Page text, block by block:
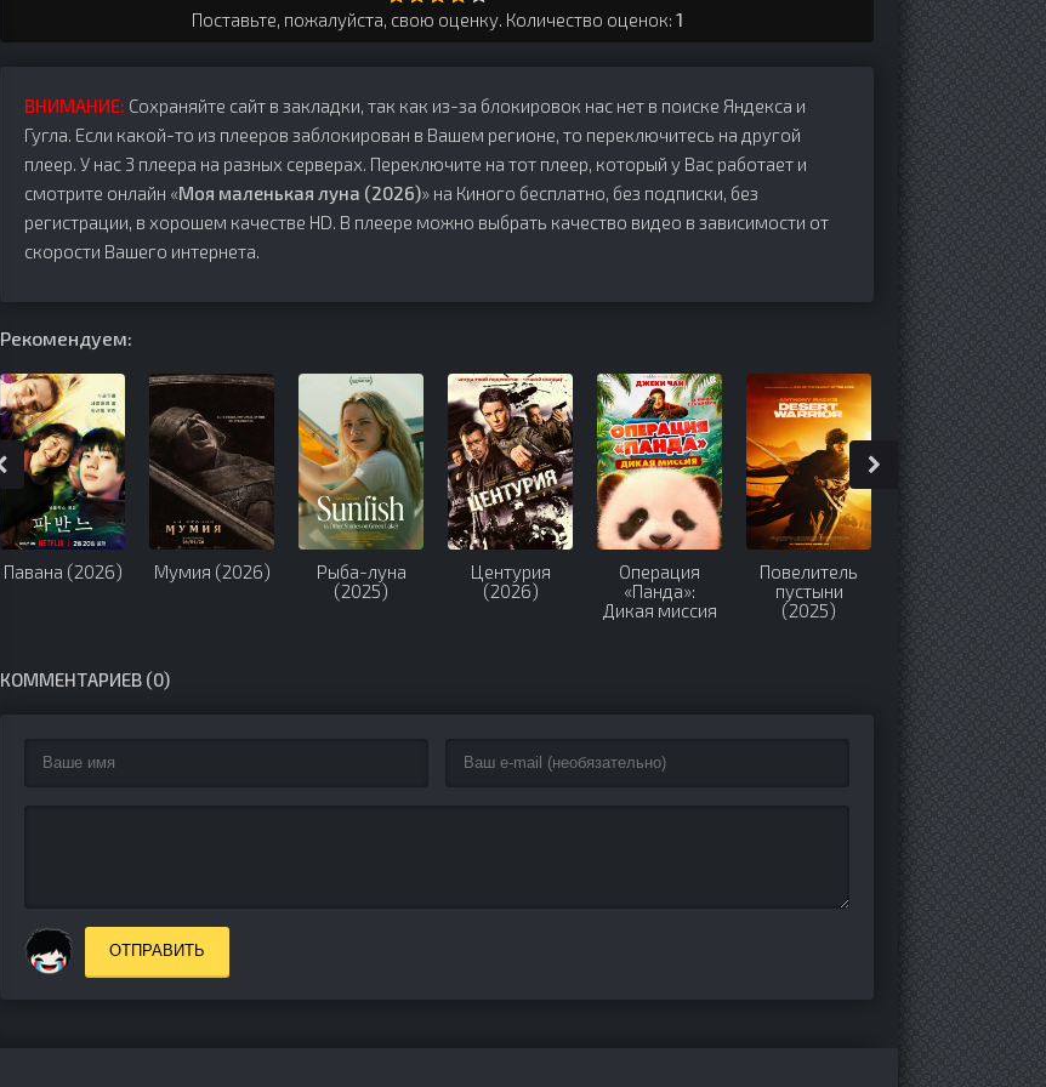
Поставьте, пожалуйста, свою оценку. Количество оценок: 1
ВНИМАНИЕ: Сохраняйте сайт в закладки, так как из-за блокировок нас нет в поиске Яндекса и
Гугла. Если какой-то из плееров заблокирован в Вашем регионе, то переключитесь на другой
плеер. У нас 3 плеера на разных серверах. Переключите на тот плеер, который у Вас работает и
смотрите онлайн «Моя маленькая луна (2026)» на Киного бесплатно, без подписки, без
регистрации, в хорошем качестве HD. В плеере можно выбрать качество видео в зависимости от
скорости Вашего интернета.
Рекомендуем:
Павана (2026) Мумия (2026)
Рыба-луна
(2025)
Центурия
(2026)
Операция
«Панда»:
Дикая миссия
Повелитель
пустыни
(2025)
Острые
козырьки:
Бессмертный
человек
(2026)
КОММЕНТАРИЕВ (0)
ОТПРАВИТЬ